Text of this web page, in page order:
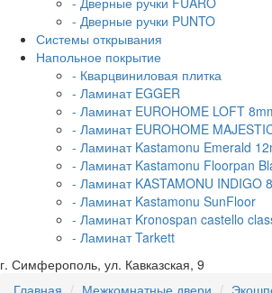
- Дверные ручки PUNTO
Системы открывания
Напольное покрытие
- Кварцвиниловая плитка
- Ламинат EGGER
- Ламинат EUROHOME LOFT
- Ламинат EUROHOME
- Ламинат Kastamonu Emerald
- Ламинат Kastamonu Floorpan
- Ламинат KASTAMONU INDIGO
- Ламинат Kastamonu SunFloor
- Ламинат Kronospan castello
- Ламинат Tarkett
г. Симферополь, ул. Кавказская, 9
Главная
Межкомнатные двери